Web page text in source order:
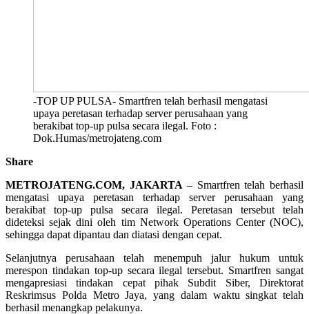
-TOP UP PULSA- Smartfren telah berhasil mengatasi
upaya peretasan terhadap server perusahaan yang
berakibat top-up pulsa secara ilegal. Foto :
Dok.Humas/metrojateng.com
Share
METROJATENG.COM, JAKARTA – Smartfren telah berhasil
mengatasi upaya peretasan terhadap server perusahaan yang
berakibat top-up pulsa secara ilegal. Peretasan tersebut telah
dideteksi sejak dini oleh tim Network Operations Center (NOC),
sehingga dapat dipantau dan diatasi dengan cepat.
Selanjutnya perusahaan telah menempuh jalur hukum untuk
merespon tindakan top-up secara ilegal tersebut. Smartfren sangat
mengapresiasi tindakan cepat pihak Subdit Siber, Direktorat
Reskrimsus Polda Metro Jaya, yang dalam waktu singkat telah
berhasil menangkap pelakunya.